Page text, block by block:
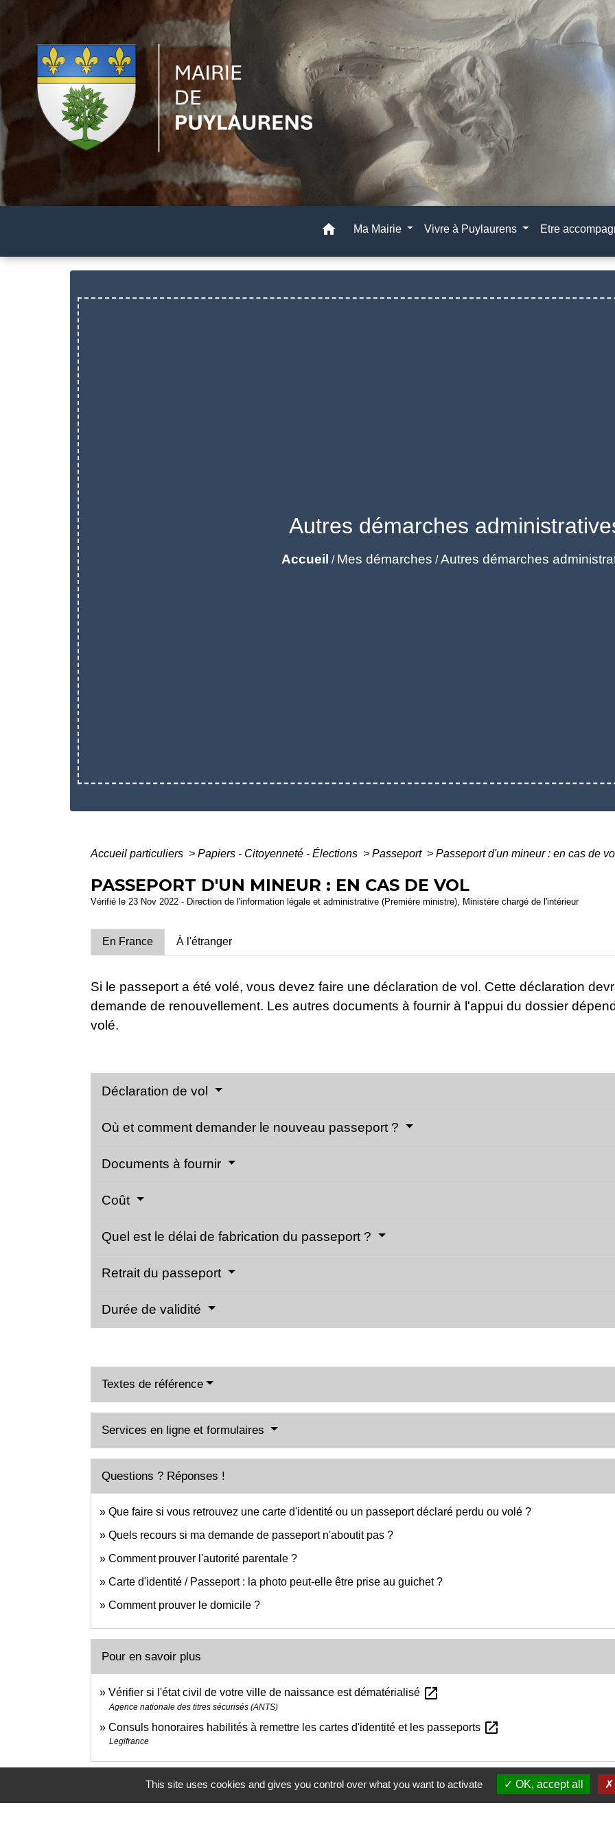
home Ma Mairie Vivre à Puylaurens Etre
Autres démarches
Accueil / Mes démarches /Autres démarches
Accueil particuliers > Papiers - Citoyenneté - Élections > Passeport > Passeport d'un mineur : en cas de
PASSEPORT D'UN MINEUR : EN CAS DE VOL
Vérifié le 23 Nov 2022 - Direction de l'information légale et administrative (Première ministre), Ministère chargé de l'intérieur
En France À l'étranger
Si le passeport a été volé, vous devez faire une déclaration de vol. Cette déclaration
demande de renouvellement. Les autres documents à fournir à l'appui du dossier
volé.
Déclaration de vol
Où et comment demander le nouveau passeport ?
Documents à fournir
Coût
Quel est le délai de fabrication du passeport ?
Retrait du passeport
Durée de validité
Textes de référence
Services en ligne et formulaires
Questions ? Réponses !
Que faire si vous retrouvez une carte d'identité ou un passeport déclaré perdu ou volé ?
Quels recours si ma demande de passeport n'aboutit pas ?
Comment prouver l'autorité parentale ?
Carte d'identité / Passeport : la photo peut-elle être prise au guichet ?
Comment prouver le domicile ?
Pour en savoir plus
Vérifier si l'état civil de votre ville de naissance est dématérialisé open_in_new
Agence nationale des titres sécurisés (ANTS)
Consuls honoraires habilités à remettre les cartes d'identité et les passeports open_in_new
Legifrance
This site uses cookies and gives you control over what you want to activate OK, accept all